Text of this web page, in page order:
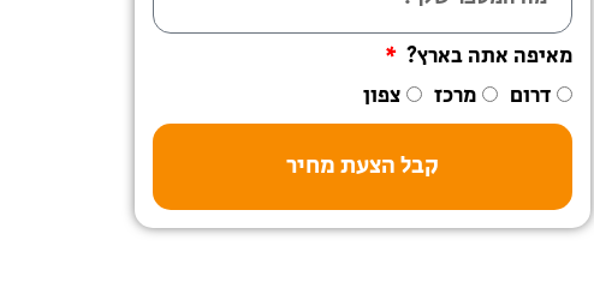
מאיפה אתה בארץ?
דרום
מרכז צפון
קבל הצעת מחיר